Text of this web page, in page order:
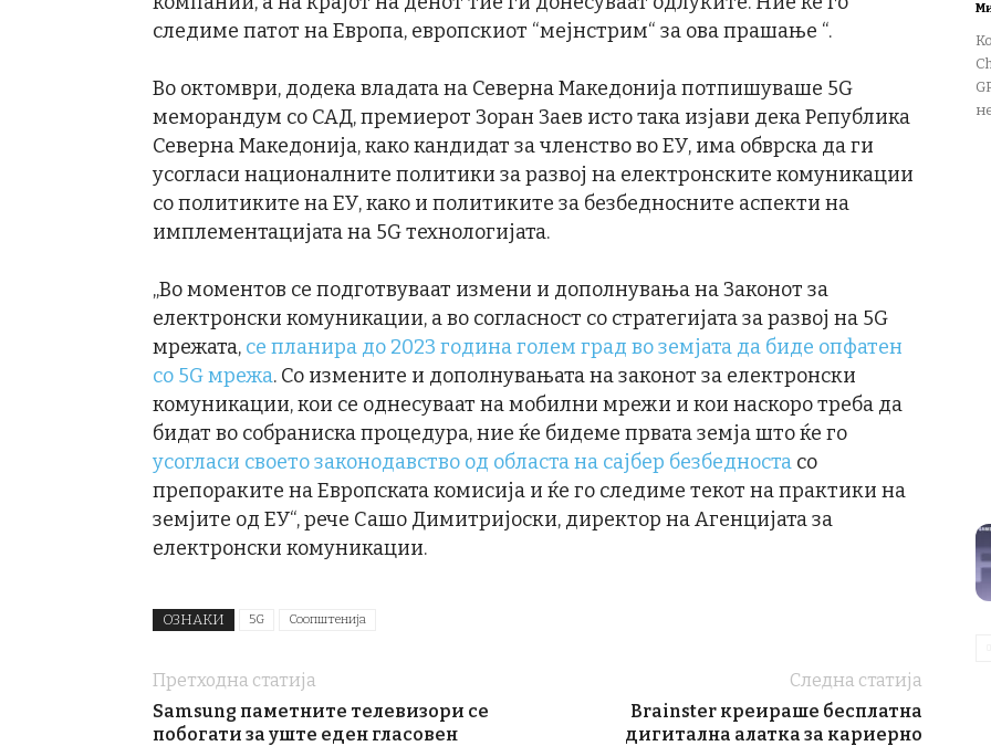
следиме патот на Европа, европскиот “мејнстрим“ за ова прашање “.
Во октомври, додека владата на Северна Македонија потпишуваше 5G
меморандум со САД, премиерот Зоран Заев исто така изјави дека Република
Северна Македонија, како кандидат за членство во ЕУ, има обврска да ги
усогласи националните политики за развој на електронските комуникации
со политиките на ЕУ, како и политиките за безбедносните аспекти на
имплементацијата на 5G технологијата.
„Во моментов се подготвуваат измени и дополнувања на Законот за
електронски комуникации, а во согласност со стратегијата за развој на 5G
мрежата, се планира до 2023 година голем град во земјата да биде опфатен
со 5G мрежа. Со измените и дополнувањата на законот за електронски
комуникации, кои се однесуваат на мобилни мрежи и кои наскоро треба да
бидат во собраниска процедура, ние ќе бидеме првата земја што ќе го
усогласи своето законодавство од областа на сајбер безбедноста со
препораките на Европската комисија и ќе го следиме текот на практики на
земјите од ЕУ“, рече Сашо Димитријоски, директор на Агенцијата за
електронски комуникации.
ОЗНАКИ 5G Соопштенија
Претходна статија
Samsung паметните телевизори се
побогати за уште еден гласовен
Следна статија
Brainster креираше бесплатна
дигитална алатка за кариерно